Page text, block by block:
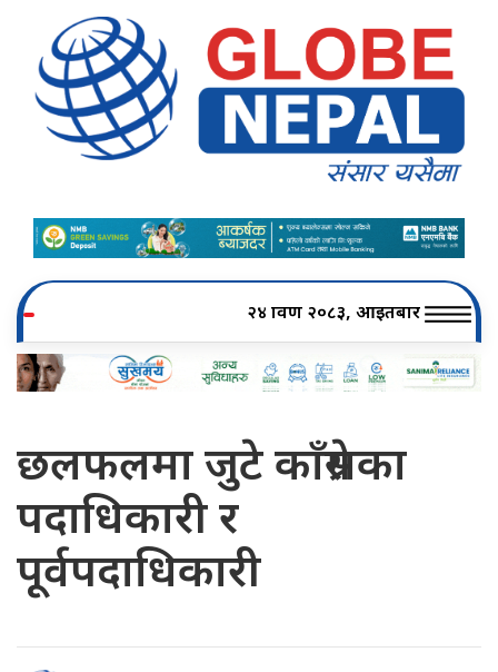
२४ श्रावण २०८३, आइतबार
छलफलमा जुटे काँग्रेसका
पदाधिकारी र
पूर्वपदाधिकारी